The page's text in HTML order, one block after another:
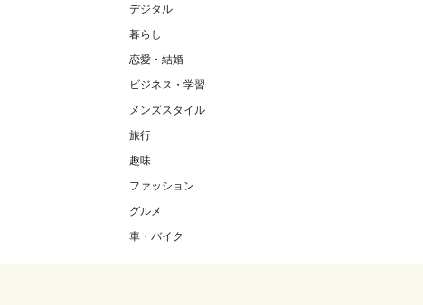
デジタル
暮らし
恋愛・結婚
ビジネス・学習
メンズスタイル
旅行
趣味
ファッション
グルメ
車・バイク